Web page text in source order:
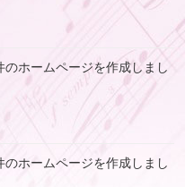
ホームページを作成しまし
ホームページを作成しまし